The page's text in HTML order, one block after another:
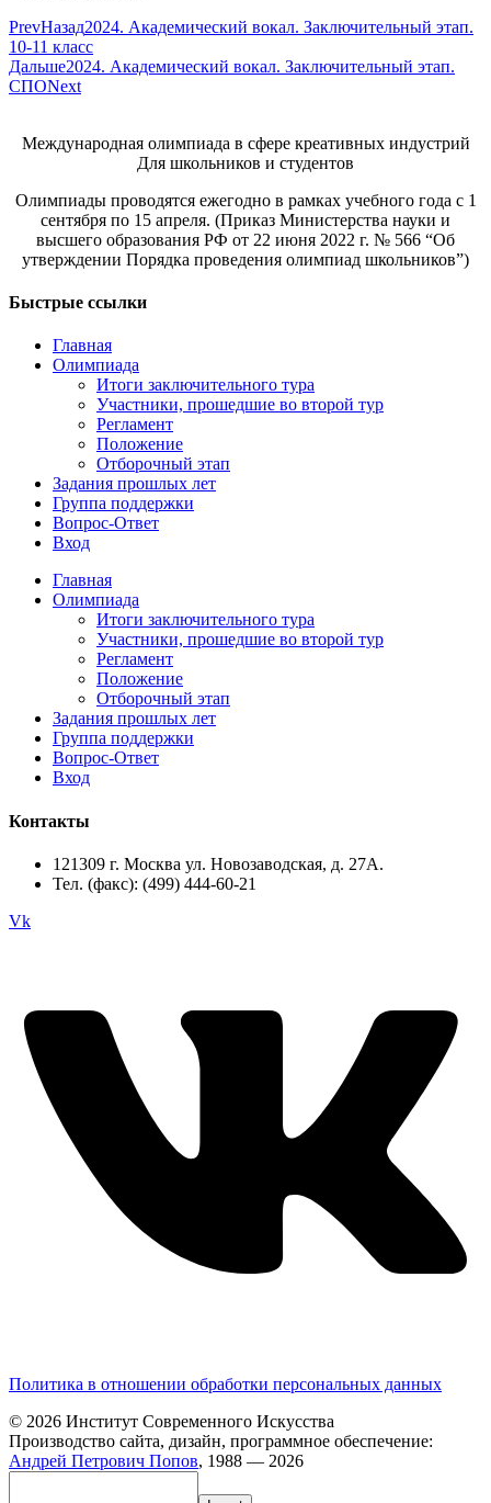
PrevНазад2024. Академический вокал. Заключительный этап.
10-11 класс
Дальше2024. Академический вокал. Заключительный этап.
СПОNext
Международная олимпиада в сфере креативных индустрий
Для школьников и студентов
Олимпиады проводятся ежегодно в рамках учебного года с 1
сентября по 15 апреля. (Приказ Министерства науки и
высшего образования РФ от 22 июня 2022 г. № 566 “Об
утверждении Порядка проведения олимпиад школьников”)
Быстрые ссылки
Главная
Олимпиада
Итоги заключительного тура
Участники, прошедшие во второй тур
Регламент
Положение
Отборочный этап
Задания прошлых лет
Группа поддержки
Вопрос-Ответ
Вход
Главная
Олимпиада
Итоги заключительного тура
Участники, прошедшие во второй тур
Регламент
Положение
Отборочный этап
Задания прошлых лет
Группа поддержки
Вопрос-Ответ
Вход
Контакты
121309 г. Москва ул. Новозаводская, д. 27А.
Тел. (факс): (499) 444-60-21
Vk
Политика в отношении обработки персональных данных
© 2026 Институт Современного Искусства
Производство сайта, дизайн, программное обеспечение:
Андрей Петрович Попов, 1988 — 2026